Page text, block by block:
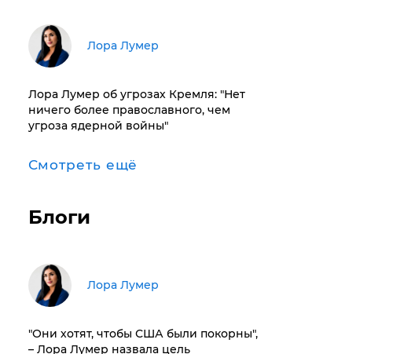
​Лора Лумер
Лора Лумер об угрозах Кремля: "Нет
ничего более православного, чем
угроза ядерной войны"
Смотреть ещё
Блоги
​Лора Лумер
"Они хотят, чтобы США были покорны",
– Лора Лумер назвала цель